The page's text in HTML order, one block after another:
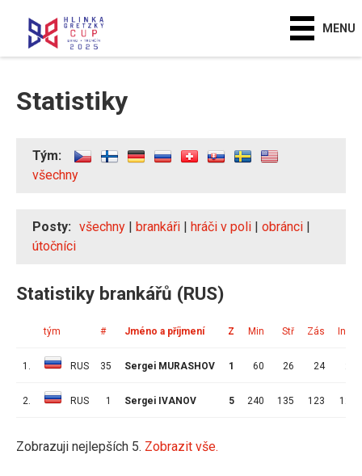
MENU
Statistiky
Tým:
všechny
Posty: všechny | brankáři | hráči v poli | obránci |
útočníci
Statistiky brankářů (RUS)
tým # Jméno a příjmení Z Min Stř Zás Ink
1. RUS 35 Sergei MURASHOV 1 60 26 24 2
2. RUS 1 Sergei IVANOV 5 240 135 123 12
Zobrazuji nejlepších 5. Zobrazit vše.